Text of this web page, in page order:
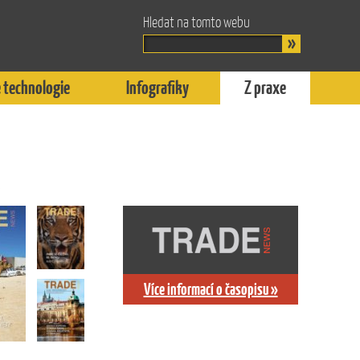
Hledat na tomto webu
technologie Infografiky Z praxe
Více informací o časopisu »